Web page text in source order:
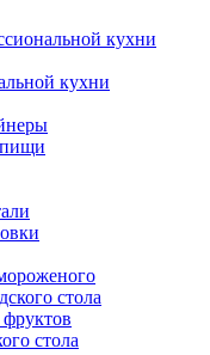
кухни
кухни
пищи
стола
стола